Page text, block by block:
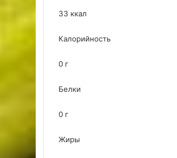
33 ккал
Калорийность
0 г
Белки
0 г
Жиры